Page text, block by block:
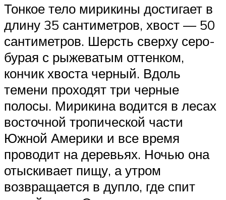
Тонкое тело мирикины достигает в
длину 35 сантиметров, хвост — 50
сантиметров. Шерсть сверху серо-
бурая с рыжеватым оттенком,
кончик хвоста черный. Вдоль
темени проходят три черные
полосы. Мирикина водится в лесах
восточной тропической части
Южной Америки и все время
проводит на деревьях. Ночью она
отыскивает пищу, а утром
возвращается в дупло, где спит